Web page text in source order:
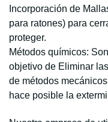
Incorporación de
para ratones) para
proteger.
Métodos químicos:
objetivo de Eliminar
de métodos
hace posible la